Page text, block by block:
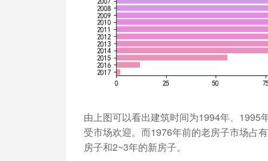
由上图可以看出建筑时间为1994年、1995
受市场欢迎。而1976年前的老房子市场占
房子和2~3年的新房子。